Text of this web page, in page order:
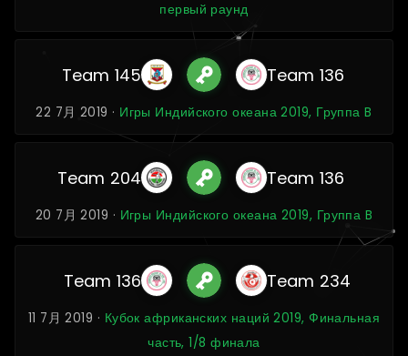
первый раунд
Team 145 Team 136
22 7月 2019 · Игры Индийского океана 2019, Группа B
Team 204 Team 136
20 7月 2019 · Игры Индийского океана 2019, Группа B
Team 136 Team 234
11 7月 2019 · Кубок африканских наций 2019, Финальная
часть, 1/8 финала